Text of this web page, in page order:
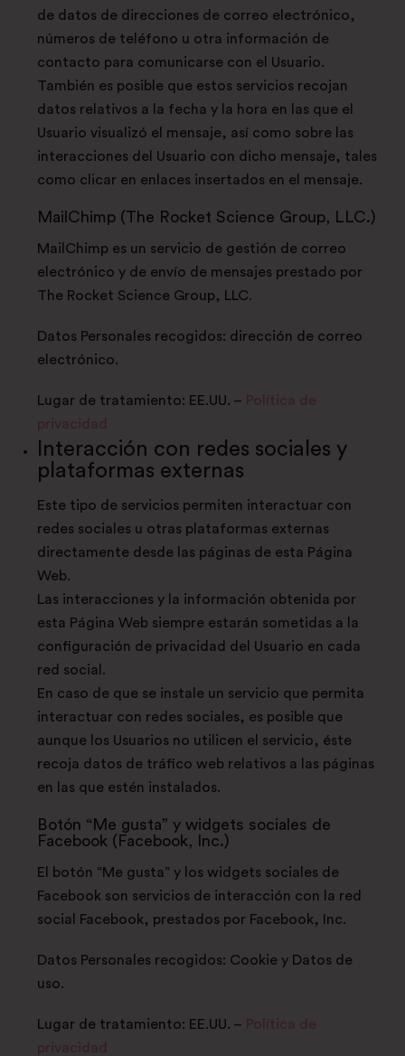
de datos de direcciones de correo electrónico,
números de teléfono u otra información de
contacto para comunicarse con el Usuario.
También es posible que estos servicios recojan
datos relativos a la fecha y la hora en las que el
Usuario visualizó el mensaje, así como sobre las
interacciones del Usuario con dicho mensaje, tales
como clicar en enlaces insertados en el mensaje.
MailChimp (The Rocket Science Group, LLC.)
MailChimp es un servicio de gestión de correo
electrónico y de envío de mensajes prestado por
The Rocket Science Group, LLC.
Datos Personales recogidos: dirección de correo
electrónico.
Lugar de tratamiento: EE.UU. – Política de
privacidad
Interacción con redes sociales y
plataformas externas
Este tipo de servicios permiten interactuar con
redes sociales u otras plataformas externas
directamente desde las páginas de esta Página
Web.
Las interacciones y la información obtenida por
esta Página Web siempre estarán sometidas a la
configuración de privacidad del Usuario en cada
red social.
En caso de que se instale un servicio que permita
interactuar con redes sociales, es posible que
aunque los Usuarios no utilicen el servicio, éste
recoja datos de tráfico web relativos a las páginas
en las que estén instalados.
Botón “Me gusta” y widgets sociales de
Facebook (Facebook, Inc.)
El botón “Me gusta” y los widgets sociales de
Facebook son servicios de interacción con la red
social Facebook, prestados por Facebook, Inc.
Datos Personales recogidos: Cookie y Datos de
uso.
Lugar de tratamiento: EE.UU. – Política de
privacidad